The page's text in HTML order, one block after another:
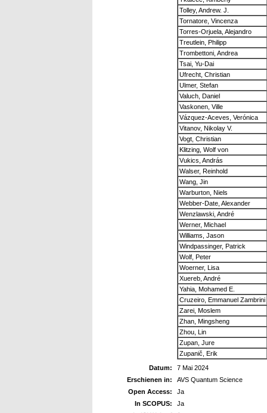
Tolley, Andrew. J.
Tornatore, Vincenza
Torres-Orjuela, Alejandro
Treutlein, Philipp
Trombettoni, Andrea
Tsai, Yu-Dai
Ufrecht, Christian
Ulmer, Stefan
Valuch, Daniel
Vaskonen, Ville
Vázquez-Aceves, Verónica
Vitanov, Nikolay V.
Vogt, Christian
Klitzing, Wolf von
Vukics, András
Walser, Reinhold
Wang, Jin
Warburton, Niels
Webber-Date, Alexander
Wenzlawski, André
Werner, Michael
Williams, Jason
Windpassinger, Patrick
Wolf, Peter
Woerner, Lisa
Xuereb, André
Yahia, Mohamed E.
Cruzeiro, Emmanuel Zambrini
Zarei, Moslem
Zhan, Mingsheng
Zhou, Lin
Zupan, Jure
Zupanič, Erik
Datum:
7 Mai 2024
Erschienen in:
AVS Quantum Science
Open Access:
Ja
In SCOPUS:
Ja